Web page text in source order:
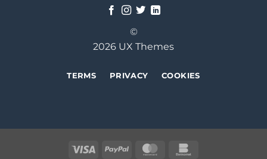
©
2026 UX Themes
TERMS PRIVACY COOKIES
Visa PayPal MasterCard